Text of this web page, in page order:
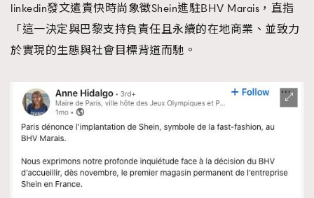
linkedin發文遣責快時尚象徵Shein進駐BHV Marais，直指
「這一決定與巴黎支持負責任且永續的在地商業、並致力
於實現的生態與社會目標背道而馳。